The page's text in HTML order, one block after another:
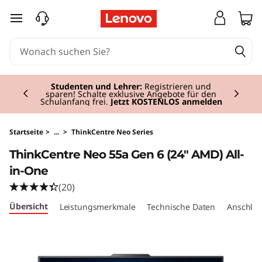
T
k
C
e
n
zum Hauptinhalt springen
Studenten und Lehrer: Registrieren und
sparen! Schalte exklusive Angebote für den
Schulanfang frei. Jetzt KOSTENLOS anmelden
Currently displaying item 2 of 3
Startseite > ... > ThinkCentre Neo Series
ThinkCentre Neo 55a Gen 6 (24″ AMD) All-
in-One
(20)
Übersicht Leistungsmerkmale Technische Daten